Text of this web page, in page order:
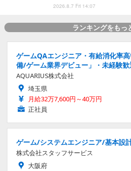
2026.8.7 Fri 14:07
ランキングをもっ
ゲームQAエンジニア・有給消化率
備/ゲーム業界デビュー」・未経験
AQUARIUS株式会社
埼玉県
月給32万7,600円～40万円
正社員
ゲーム/システムエンジニア/基本
株式会社スタッフサービス
大阪府